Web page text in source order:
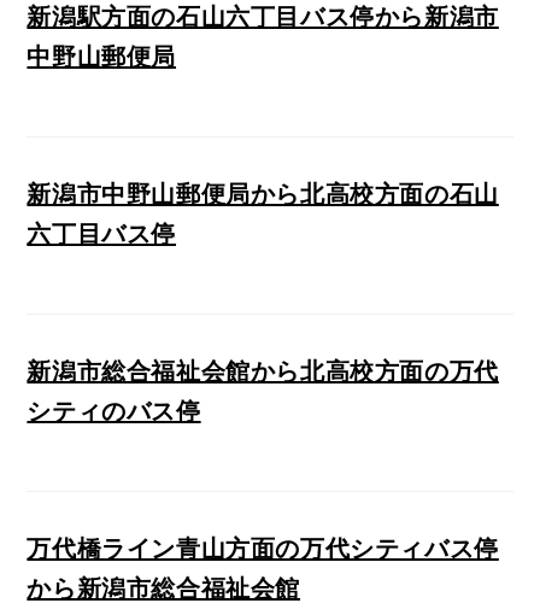
新潟駅方面の石山六丁目バス停から新潟市
中野山郵便局
新潟市中野山郵便局から北高校方面の石山
六丁目バス停
新潟市総合福祉会館から北高校方面の万代
シティのバス停
万代橋ライン青山方面の万代シティバス停
から新潟市総合福祉会館